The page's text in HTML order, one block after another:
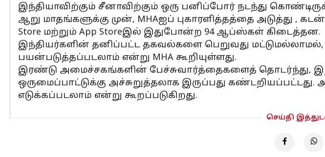
இந்தியாவிற்கும் சீனாவிற்கும் ஒரு பனிப்போர் நடந்து
ஆறு மாதங்களுக்கு முன், MHAஐப் புகாரளித்தத்தை அடுத்து
Store மற்றும் App Storeஇல் இதுபோன்ற 94 ஆப்ஸ்கள் கிடைத்தன.
இந்தியர்களின் தனிப்பட்ட தகவல்களை பெறுவது
பயன்படுத்தப்படலாம் என்று MHA கூறியுள்ளது.
இரண்டு அமைச்சகங்களின் பேச்சுவார்த்தைகளைத்
ஒருமைப்பாட்டுக்கு அச்சுறுத்தலாக இருப்பது
எடுக்கப்படலாம் என்று கூறப்படுகிறது.
செய்தி